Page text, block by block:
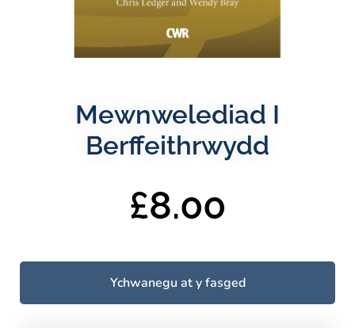
Mewnwelediad I
Berffeithrwydd
£8.00
Ychwanegu at y fasged